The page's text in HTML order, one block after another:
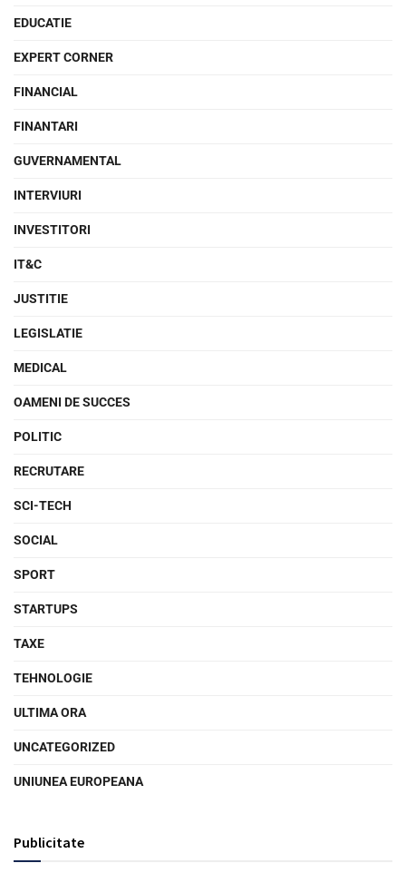
EDUCATIE
EXPERT CORNER
FINANCIAL
FINANTARI
GUVERNAMENTAL
INTERVIURI
INVESTITORI
IT&C
JUSTITIE
LEGISLATIE
MEDICAL
OAMENI DE SUCCES
POLITIC
RECRUTARE
SCI-TECH
SOCIAL
SPORT
STARTUPS
TAXE
TEHNOLOGIE
ULTIMA ORA
UNCATEGORIZED
UNIUNEA EUROPEANA
Publicitate